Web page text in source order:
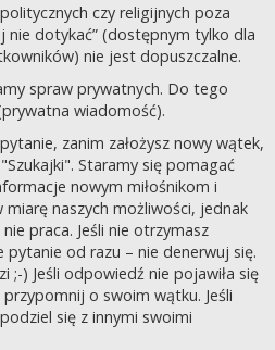
czy religijnych poza
nie dotykać” (dostępnym tylko dla
nie jest dopuszczalne.
spraw prywatnych. Do tego
wiadomość).
zanim założysz nowy wątek,
Staramy się pomagać
nowym miłośnikom i
miarę naszych możliwości, jednak
praca. Jeśli nie otrzymasz
od razu – nie denerwuj się.
;-) Jeśli odpowiedź nie pojawiła się
o swoim wątku. Jeśli
się z innymi swoimi